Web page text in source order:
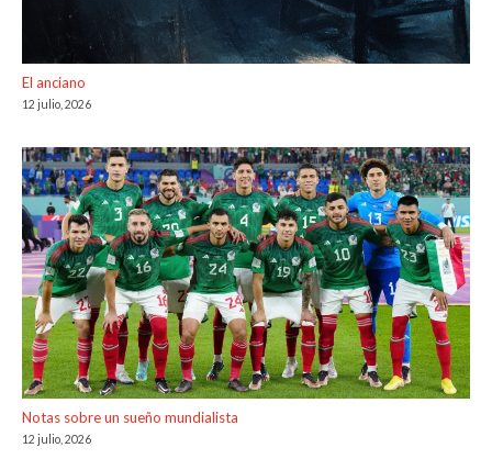
El anciano
12 julio, 2026
Notas sobre un sueño mundialista
12 julio, 2026